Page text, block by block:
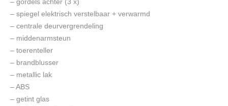
– spiegel elektrisch verstelbaar + verwarmd
– centrale deurvergrendeling
– middenarmsteun
– toerenteller
– brandblusser
– metallic lak
– ABS
– getint glas